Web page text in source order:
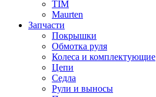
TIM
Maurten
Запчасти
Покрышки
Обмотка руля
Колеса и комплектующие
Цепи
Седла
Рули и выносы